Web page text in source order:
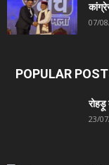
07/
POPULAR
23/